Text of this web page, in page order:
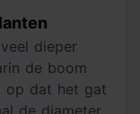
dieper
de boom
op dat het gat